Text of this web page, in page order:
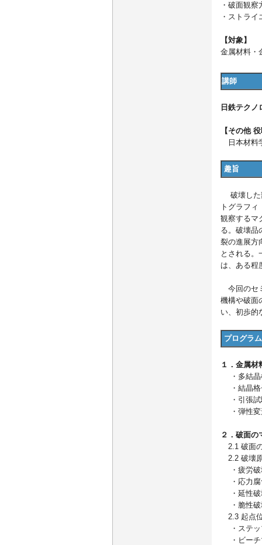
・破面観
・ストラ
【対象】
金属材料・
講師
日鉄テク
【その他
日本材料
趣旨
破壊した
トグラフ
観察するマ
る。破壊品
裂の進展方
とされる。
は、ある程
今回のセ
機構や破面
い、初歩的
プログラム
１．金属材
・多結晶
・結晶格
・引張試
・弾性変
２．破面の
2.1 破面
2.2 破壊
・疲労破
・応力腐
・延性破
・脆性破
2.3 起点
・ステッ
・ビーチ